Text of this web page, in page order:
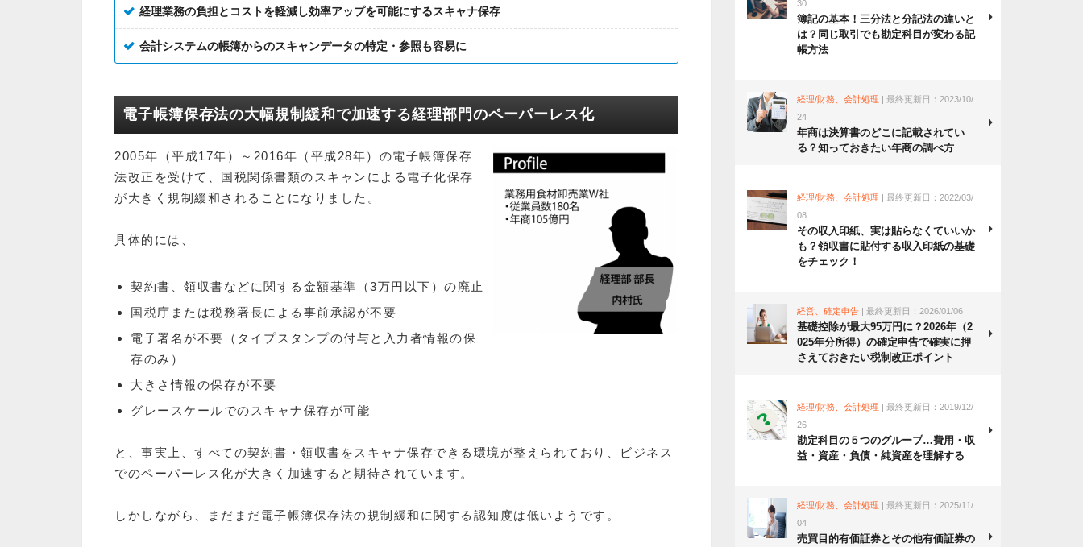
経理業務の負担とコストを軽減し効率アップを可能にするスキャナ保存
会計システムの帳簿からのスキャンデータの特定・参照も容易に
電子帳簿保存法の大幅規制緩和で加速する経理部門のペーパーレス化
2005年（平成17年）～2016年（平成28年）の電子帳簿保存
法改正を受けて、国税関係書類のスキャンによる電子化保存
が大きく規制緩和されることになりました。
具体的には、
契約書、領収書などに関する金額基準（3万円以下）の廃止
国税庁または税務署長による事前承認が不要
電子署名が不要（タイプスタンプの付与と入力者情報の保
存のみ）
大きさ情報の保存が不要
グレースケールでのスキャナ保存が可能
と、事実上、すべての契約書・領収書をスキャナ保存できる環境が整えられており、ビジネス
でのペーパーレス化が大きく加速すると期待されています。
しかしながら、まだまだ電子帳簿保存法の規制緩和に関する認知度は低いようです。
30
簿記の基本！三分法と分記法の違いと
は？同じ取引でも勘定科目が変わる記
帳方法
経理/財務、会計処理 | 最終更新日：2023/10/
24
年商は決算書のどこに記載されてい
る？知っておきたい年商の調べ方
経理/財務、会計処理 | 最終更新日：2022/03/
08
その収入印紙、実は貼らなくていいか
も？領収書に貼付する収入印紙の基礎
をチェック！
経営、確定申告 | 最終更新日：2026/01/06
基礎控除が最大95万円に？2026年（2
025年分所得）の確定申告で確実に押
さえておきたい税制改正ポイント
経理/財務、会計処理 | 最終更新日：2019/12/
26
勘定科目の５つのグループ…費用・収
益・資産・負債・純資産を理解する
経理/財務、会計処理 | 最終更新日：2025/11/
04
売買目的有価証券とその他有価証券の